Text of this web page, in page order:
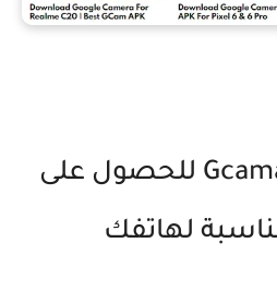
رابط موقع Gcamator للحصول على
لهاتفك